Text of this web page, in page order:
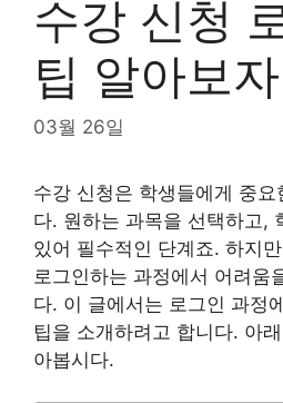
수강 신청
팁 알아보자
03월 26일
수강 신청은 학생들에게 중
다. 원하는 과목을 선택하고,
있어 필수적인 단계죠. 하지
로그인하는 과정에서 어려움
다. 이 글에서는 로그인 과정
팁을 소개하려고 합니다. 아
아봅시다.